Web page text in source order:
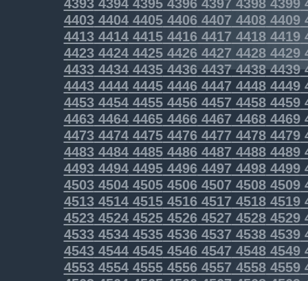
44034404440544064407 44084409
44134414441544164417 44184419
44234424442544264427 44284429
4433443444354436443744384439
4443444444454446444744484449
4453445444554456445744584459
4463446444654466446744684469
4473447444754476447744784479
4483448444854486448744884489
4493449444954496449744984499
4503450445054506450745084509
4513451445154516451745184519
4523452445254526452745284529
4533453445354536453745384539
4543454445454546454745484549
4553455445554556455745584559